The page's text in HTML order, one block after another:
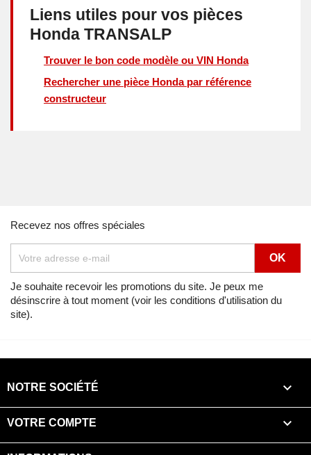
Liens utiles pour vos pièces
Honda TRANSALP
Trouver le bon code modèle ou VIN Honda
Rechercher une pièce Honda par référence
constructeur
Recevez nos offres spéciales
Je souhaite recevoir les promotions du site. Je peux me
désinscrire à tout moment (voir les conditions d'utilisation du
site).
NOTRE SOCIÉTÉ 
VOTRE COMPTE 